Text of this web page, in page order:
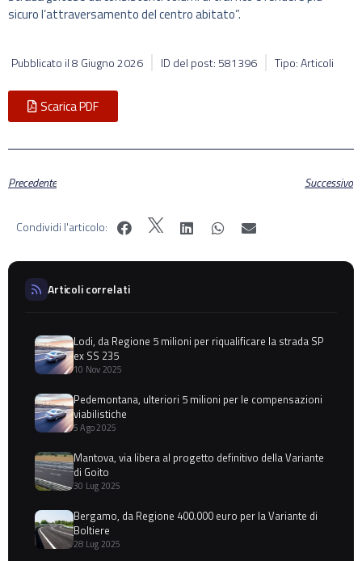
sicuro l’attraversamento del centro abitato”.
Pubblicato il8 Giugno 2026 ID del post: 581396 Tipo: Articoli
Scarica PDF
Precedente Successivo
Condividi l'articolo:
Articoli correlati
Lodi, da Regione 5 milioni per riqualificare la strada SP
ex SS 235
10 Nov 2025
Pedemontana, ulteriori 5 milioni per le compensazioni
viabilistiche
5 Ago 2025
Mantova, via libera al progetto definitivo della Variante
di Goito
30 Lug 2025
Bergamo, da Regione 400.000 euro per la Variante di
Boltiere
28 Lug 2025